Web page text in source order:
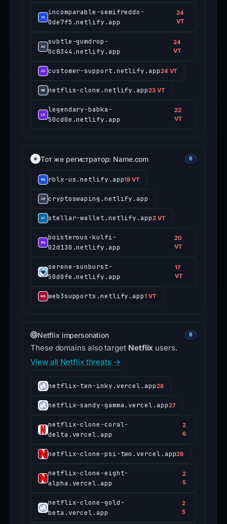
incomparable-semifreddo-
0de7f5.netlify.app
24
VT
subtle-gumdrop-
0c8344.netlify.app
24
VT
customer-support.netlify.app24 VT
netflis-clone.netlify.app23 VT
legendary-babka-
50cd0e.netlify.app
22
VT
Тот же регистратор: Name.com 6
rblx-us.netlify.app19 VT
cryptoswaping.netlify.app
stellar-wallet.netlify.app2 VT
boisterous-kulfi-
02d130.netlify.app
20
VT
serene-sunburst-
50d0fe.netlify.app
17
VT
web3supports.netlify.app1 VT
Netflix impersonation 8
These domains also target Netflix users.
View all Netflix threats →
netflix-ten-inky.vercel.app28
netflix-sandy-gamma.vercel.app27
netflix-clone-coral-
delta.vercel.app
2
6
netflix-clone-psi-two.vercel.app26
netflix-clone-eight-
alpha.vercel.app
2
5
netflix-clone-gold-
beta.vercel.app
2
5